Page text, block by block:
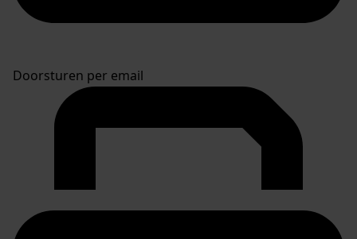
Doorsturen per email